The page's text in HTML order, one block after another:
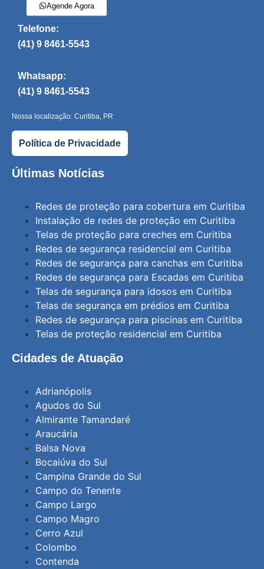
Agende Agora
Telefone:
(41) 9 8461-5543
Whatsapp:
(41) 9 8461-5543
Nossa localização: Curitiba, PR
Política de Privacidade
Últimas Notícias
Redes de proteção para cobertura em Curitiba
Instalação de redes de proteção em Curitiba
Telas de proteção para creches em Curitiba
Redes de segurança residencial em Curitiba
Redes de segurança para canchas em Curitiba
Redes de segurança para Escadas em Curitiba
Telas de segurança para idosos em Curitiba
Telas de segurança em prédios em Curitiba
Redes de segurança para piscinas em Curitiba
Telas de proteção residencial em Curitiba
Cidades de Atuação
Adrianópolis
Agudos do Sul
Almirante Tamandaré
Araucária
Balsa Nova
Bocaiúva do Sul
Campina Grande do Sul
Campo do Tenente
Campo Largo
Campo Magro
Cerro Azul
Colombo
Contenda